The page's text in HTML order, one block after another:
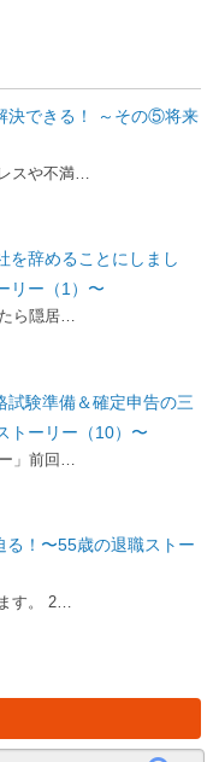
決できる！ ～その⑤将来
スや不満…
を辞めることにしまし
リー（1）〜
ら隠居…
試験準備＆確定申告の三
トーリー（10）〜
」前回…
！〜55歳の退職ストー
す。 2…